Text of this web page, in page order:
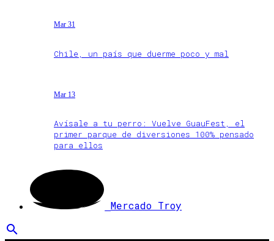
Mar 31
Chile, un país que duerme poco y mal
Mar 13
Avísale a tu perro: Vuelve GuauFest, el
primer parque de diversiones 100% pensado
para ellos
Mercado Troy
search